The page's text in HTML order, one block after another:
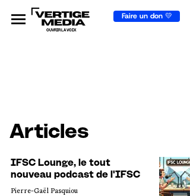
Faire un don 💛
OUVRIR LA VOIX
Articles
IFSC Lounge, le tout
nouveau podcast de l'IFSC
Pierre-Gaël Pasquiou